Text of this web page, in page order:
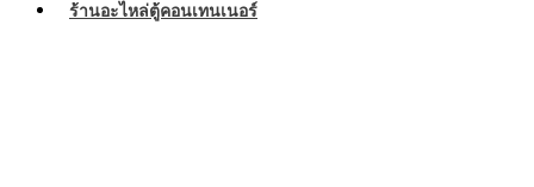
ร้านอะไหล่ตู้คอนเทนเนอร์